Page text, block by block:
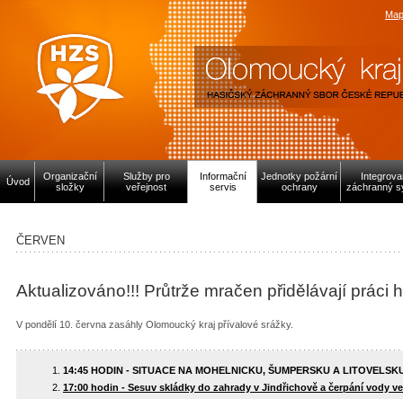
Úvod
Organizační
složky
Služby pro
veřejnost
Informační
servis
Jednotky požární
ochrany
záchranný
ČERVEN
Aktualizováno!!! Průtrže mračen přidělávají práci
V pondělí 10. června zasáhly Olomoucký kraj přívalové srážky.
14:45 HODIN - SITUACE NA MOHELNICKU, ŠUMPERSKU A
17:00 hodin - Sesuv skládky do zahrady v Jindřichově a čerpání vody